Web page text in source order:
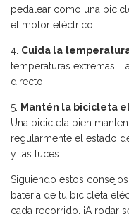
pedalear como una
el motor eléctrico.
4. Cuida la
temperaturas extremas.
directo.
5. Mantén la bicicleta
Una bicicleta bien
regularmente el estado
y las luces.
Siguiendo estos
batería de tu bicicleta
cada recorrido. ¡A rodar